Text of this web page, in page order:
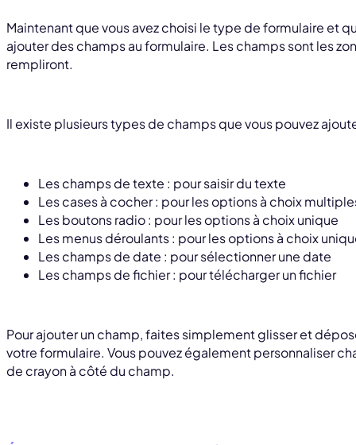
Maintenant que vous avez choisi le type de formulaire et
ajouter des champs au formulaire. Les champs sont les
rempliront.
Il existe plusieurs types de champs que vous pouvez
Les champs de texte : pour saisir du texte
Les cases à cocher : pour les options à choix
Les boutons radio : pour les options à choix unique
Les menus déroulants : pour les options à choix
Les champs de date : pour sélectionner une date
Les champs de fichier : pour télécharger un fichier
Pour ajouter un champ, faites simplement glisser et
votre formulaire. Vous pouvez également personnaliser
de crayon à côté du champ.